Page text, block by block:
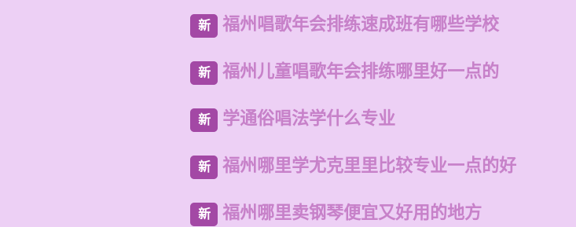
新 福州唱歌年会排练速成班有哪些学校
新 福州儿童唱歌年会排练哪里好一点的
新 学通俗唱法学什么专业
新 福州哪里学尤克里里比较专业一点的好
新 福州哪里卖钢琴便宜又好用的地方